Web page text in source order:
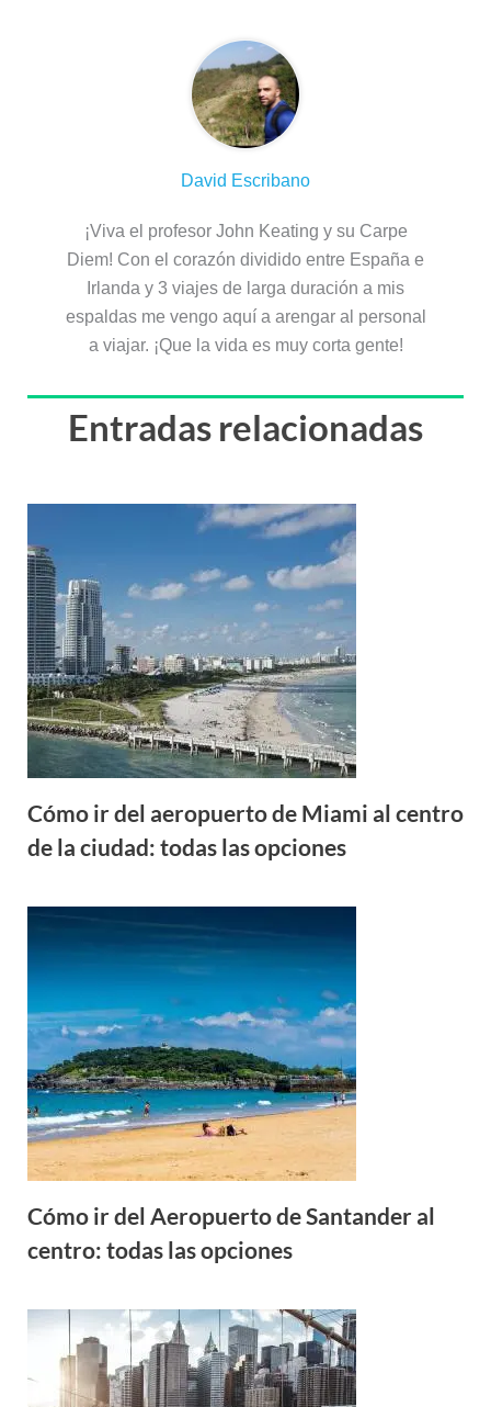
David Escribano
¡Viva el profesor John Keating y su Carpe
Diem! Con el corazón dividido entre España e
Irlanda y 3 viajes de larga duración a mis
espaldas me vengo aquí a arengar al personal
a viajar. ¡Que la vida es muy corta gente!
Entradas relacionadas
Cómo ir del aeropuerto de Miami al centro
de la ciudad: todas las opciones
Cómo ir del Aeropuerto de Santander al
centro: todas las opciones